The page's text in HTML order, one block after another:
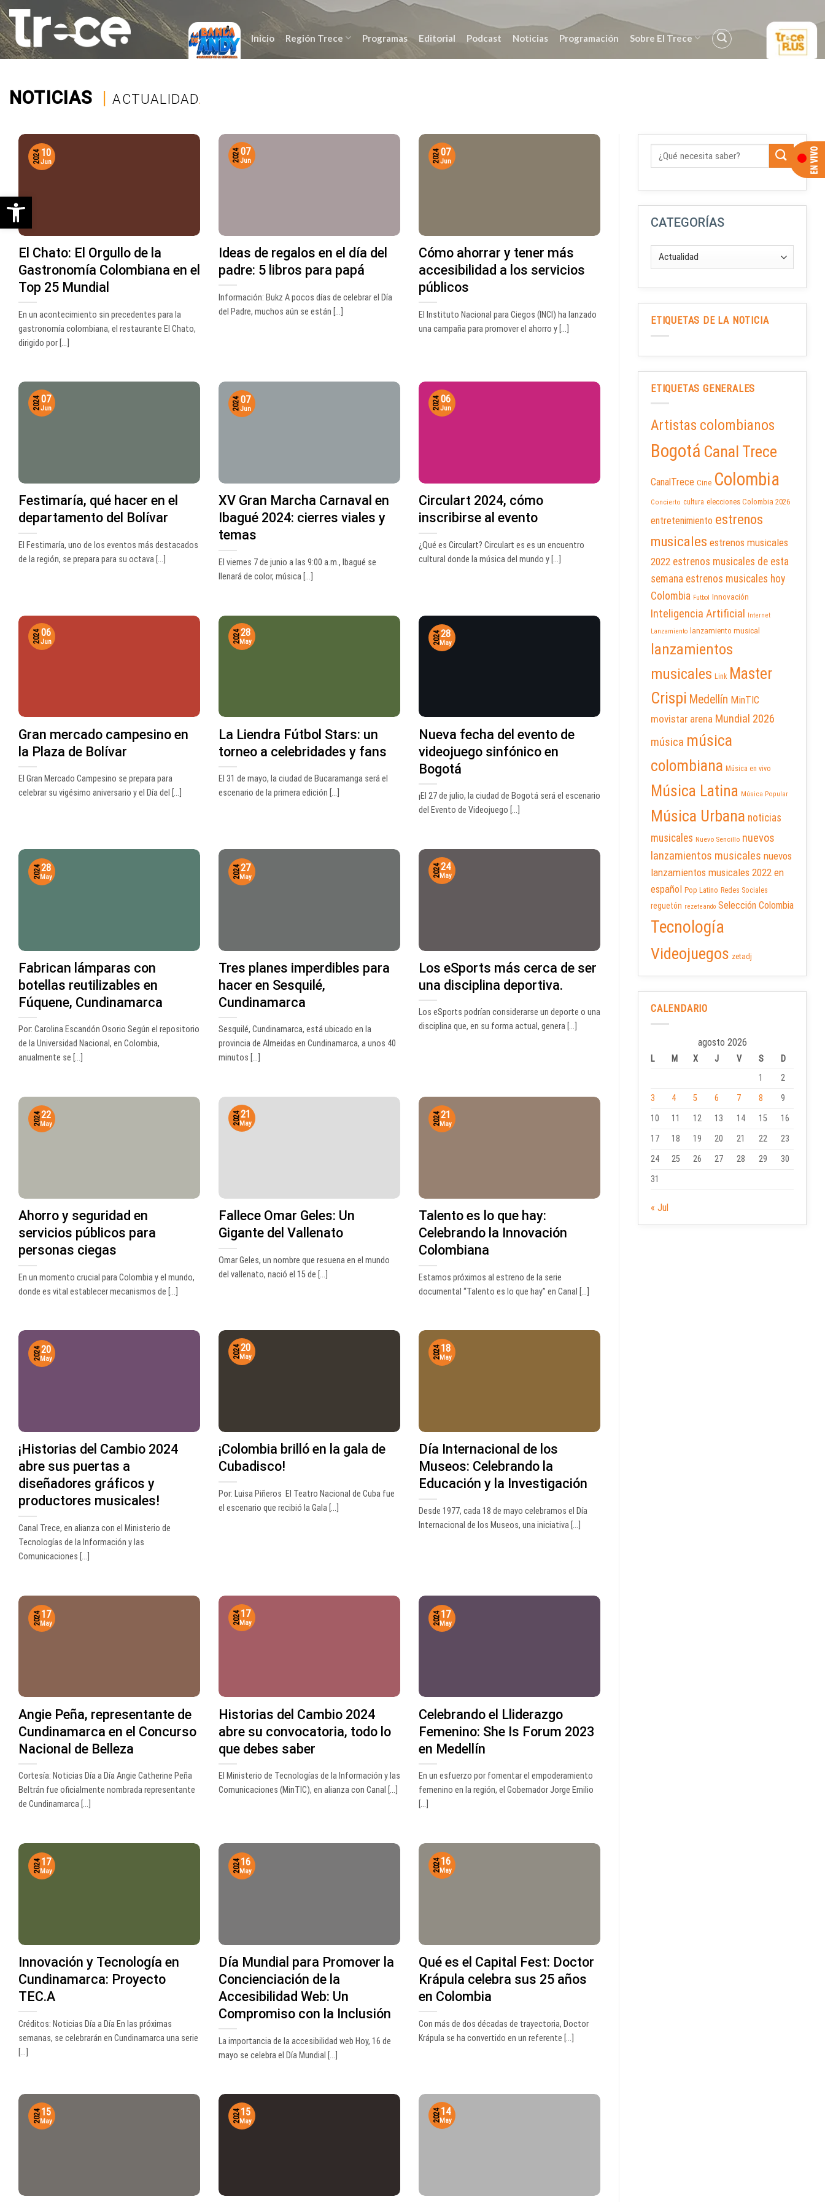
Saltar
al
contenido
Inicio Región Trece Programas Editorial Podcast Noticias Programación Sobre El Trece
NOTICIAS |ACTUALIDAD.
El Chato: El Orgullo de la
Gastronomía Colombiana en el
Top 25 Mundial
En un acontecimiento sin precedentes para la
gastronomía colombiana, el restaurante El Chato,
dirigido por [...]
10
Jun
2024
Ideas de regalos en el día del
padre: 5 libros para papá
Información: Bukz A pocos días de celebrar el Día
del Padre, muchos aún se están [...]
07
Jun
2024
Cómo ahorrar y tener más
accesibilidad a los servicios
públicos
El Instituto Nacional para Ciegos (INCI) ha lanzado
una campaña para promover el ahorro y [...]
07
Jun
2024
Festimaría, qué hacer en el
departamento del Bolívar
El Festimaría, uno de los eventos más destacados
de la región, se prepara para su octava [...]
07
Jun
2024
XV Gran Marcha Carnaval en
Ibagué 2024: cierres viales y
temas
El viernes 7 de junio a las 9:00 a.m., Ibagué se
llenará de color, música [...]
07
Jun
2024
Circulart 2024, cómo
inscribirse al evento
¿Qué es Circulart? Circulart es es un encuentro
cultural donde la música del mundo y [...]
06
Jun
2024
Gran mercado campesino en
la Plaza de Bolívar
El Gran Mercado Campesino se prepara para
celebrar su vigésimo aniversario y el Día del [...]
06
Jun
2024
La Liendra Fútbol Stars: un
torneo a celebridades y fans
El 31 de mayo, la ciudad de Bucaramanga será el
escenario de la primera edición [...]
28
May
2024
Nueva fecha del evento de
videojuego sinfónico en
Bogotá
¡El 27 de julio, la ciudad de Bogotá será el escenario
del Evento de Videojuego [...]
28
May
2024
Fabrican lámparas con
botellas reutilizables en
Fúquene, Cundinamarca
Por: Carolina Escandón Osorio Según el repositorio
de la Universidad Nacional, en Colombia,
anualmente se [...]
28
May
2024
Tres planes imperdibles para
hacer en Sesquilé,
Cundinamarca
Sesquilé, Cundinamarca, está ubicado en la
provincia de Almeidas en Cundinamarca, a unos 40
minutos [...]
27
May
2024
Los eSports más cerca de ser
una disciplina deportiva.
Los eSports podrían considerarse un deporte o una
disciplina que, en su forma actual, genera [...]
24
May
2024
Ahorro y seguridad en
servicios públicos para
personas ciegas
En un momento crucial para Colombia y el mundo,
donde es vital establecer mecanismos de [...]
22
May
2024
Fallece Omar Geles: Un
Gigante del Vallenato
Omar Geles, un nombre que resuena en el mundo
del vallenato, nació el 15 de [...]
21
May
2024
Talento es lo que hay:
Celebrando la Innovación
Colombiana
Estamos próximos al estreno de la serie
documental “Talento es lo que hay” en Canal [...]
21
May
2024
¡Historias del Cambio 2024
abre sus puertas a
diseñadores gráficos y
productores musicales!
Canal Trece, en alianza con el Ministerio de
Tecnologías de la Información y las
Comunicaciones [...]
20
May
2024
¡Colombia brilló en la gala de
Cubadisco!
Por: Luisa Piñeros El Teatro Nacional de Cuba fue
el escenario que recibió la Gala [...]
20
May
2024
Día Internacional de los
Museos: Celebrando la
Educación y la Investigación
Desde 1977, cada 18 de mayo celebramos el Día
Internacional de los Museos, una iniciativa [...]
18
May
2024
Angie Peña, representante de
Cundinamarca en el Concurso
Nacional de Belleza
Cortesía: Noticias Día a Día Angie Catherine Peña
Beltrán fue oficialmente nombrada representante
de Cundinamarca [...]
17
May
2024
Historias del Cambio 2024
abre su convocatoria, todo lo
que debes saber
El Ministerio de Tecnologías de la Información y las
Comunicaciones (MinTIC), en alianza con Canal [...]
17
May
2024
Celebrando el Lliderazgo
Femenino: She Is Forum 2023
en Medellín
En un esfuerzo por fomentar el empoderamiento
femenino en la región, el Gobernador Jorge Emilio
[...]
17
May
2024
Innovación y Tecnología en
Cundinamarca: Proyecto
TEC.A
Créditos: Noticias Día a Día En las próximas
semanas, se celebrarán en Cundinamarca una serie
[...]
17
May
2024
Día Mundial para Promover la
Concienciación de la
Accesibilidad Web: Un
Compromiso con la Inclusión
La importancia de la accesibilidad web Hoy, 16 de
mayo se celebra el Día Mundial [...]
16
May
2024
Qué es el Capital Fest: Doctor
Krápula celebra sus 25 años
en Colombia
Con más de dos décadas de trayectoria, Doctor
Krápula se ha convertido en un referente [...]
16
May
2024
15
May
2024 15
May
2024 14
May
2024
CATEGORÍAS
ETIQUETAS DE LA NOTICIA
ETIQUETAS GENERALES
Artistas colombianos
Bogotá Canal Trece
CanalTrece Cine Colombia
Concierto cultura elecciones Colombia 2026
entretenimiento estrenos
musicales estrenos musicales
2022 estrenos musicales de esta
semana estrenos musicales hoy
Colombia Futbol Innovación
Inteligencia Artificial
Internet
Lanzamiento
lanzamiento musical
lanzamientos
musicales Link Master
Crispi Medellín MinTIC
movistar arena Mundial 2026
música música
colombiana Música en vivo
Música Latina Música Popular
Música Urbana noticias
musicales Nuevo Sencillo nuevos
lanzamientos musicales nuevos
lanzamientos musicales 2022 en
español Pop Latino Redes Sociales
reguetón rezeteando Selección Colombia
Tecnología
Videojuegos zetadj
CALENDARIO
agosto 2026
L M X J V S
D
1
2
3
4 5 6 7 8
9
10
11 12 13 14 15
16
17
18 19 20 21 22
23
24
25 26 27 28 29
30
31
« Jul
Abrir barra de herramientas